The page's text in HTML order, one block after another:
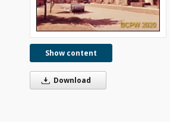
Show content
Download